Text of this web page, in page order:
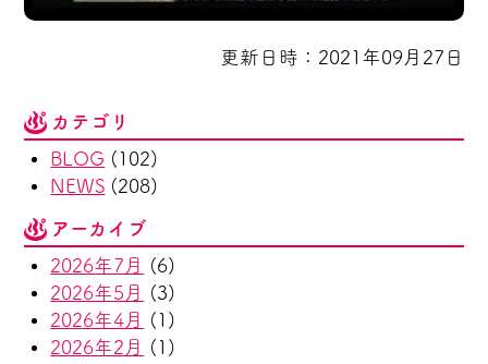
更新日時：2021年09月27日
カテゴリ
BLOG (102)
NEWS (208)
アーカイブ
2026年7月
(6)
2026年5月
(3)
2026年4月
(1)
2026年2月
(1)